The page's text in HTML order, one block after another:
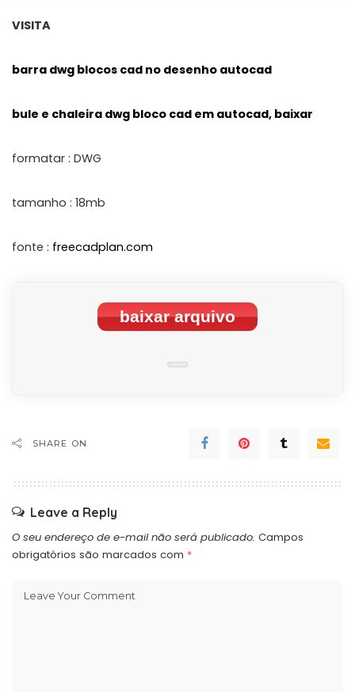
VISITA
barra dwg blocos cad no desenho autocad
bule e chaleira dwg bloco cad em autocad, baixar
formatar : DWG
tamanho : 18mb
fonte : freecadplan.com
baixar arquivo
SHARE ON
Leave a Reply
O seu endereço de e-mail não será publicado. Campos
obrigatórios são marcados com *